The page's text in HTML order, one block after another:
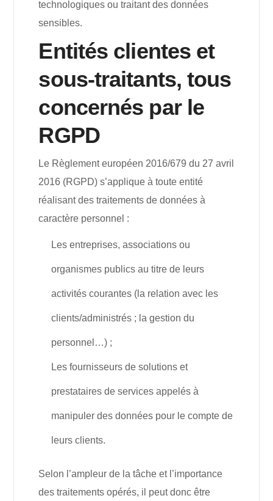
technologiques ou traitant des données
sensibles.
Entités clientes et
sous-traitants, tous
concernés par le
RGPD
Le Règlement européen 2016/679 du 27 avril
2016 (RGPD) s’applique à toute entité
réalisant des traitements de données à
caractère personnel :
Les entreprises, associations ou
organismes publics au titre de leurs
activités courantes (la relation avec les
clients/administrés ; la gestion du
personnel…) ;
Les fournisseurs de solutions et
prestataires de services appelés à
manipuler des données pour le compte de
leurs clients.
Selon l’ampleur de la tâche et l’importance
des traitements opérés, il peut donc être